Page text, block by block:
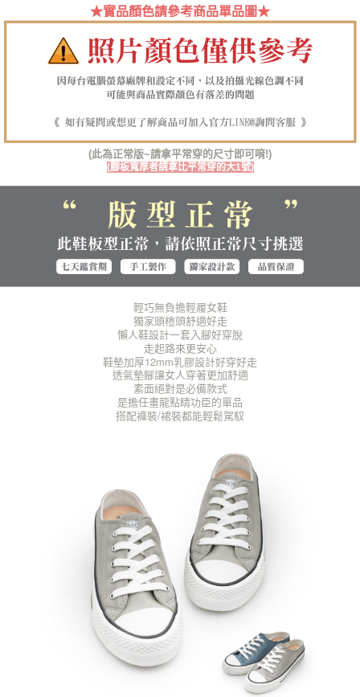
https://netprotections.freshdesk.com/support/home
【注意事項】
１．透過由恩沛科技股份有限公司提供之「AFTEE先享後付」服務完成之交
權轉讓予恩沛科技股份有限公司。
２．關於個人資料處理事宜，請瀏覽以下網址：
https://aftee.tw/terms/#terms3
３．未成年的使用者請事先徵得法定代理人或監護人之同意方可使用
「AFTEE先享後付」，若未經同意申辦者引起之損失，本公司不負相關責
４．使用「AFTEE先享後付」時，將依據個別帳號之用戶狀況，依本公司即
時審查核予不同之上限額度；若仍有額度不足之情形，本公司將視審查結果
請求用戶進行身份認證。
５．嚴禁一人註冊多個帳號或使用他人資訊註冊。若發現惡意使用之情形，
恩沛科技股份有限公司將有權停止該用戶之使用額度並採取法律行動。
每筆NT$60，滿NT$1,380(含以上)免運費
每筆NT$100，滿NT$1,380(含以上)免運費
郵局(離島專用)
海外宅配（貨到付運費） 查看運費
★實品顏色請參考商品單品圖★
(此為正常版~請拿平常穿的尺寸即可唷!)
(腳板寬厚者請拿比平常穿的大1號)
輕巧無負擔輕履女鞋
獨家頭楦頭舒適好走
懶人鞋設計一套入腳好穿脫
走起路來更安心
鞋墊加厚12mm乳膠設計好穿好走
透氣墊腳讓女人穿著更加舒適
素面絕對是必備款式
是擔任畫龍點睛功臣的單品
搭配褲裝/裙裝都能輕鬆駕馭